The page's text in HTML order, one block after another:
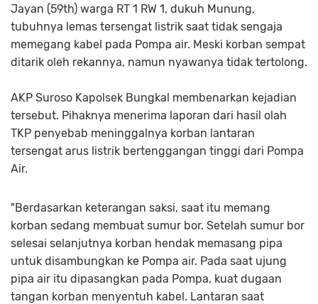
Jayan (59th) warga RT 1 RW 1, dukuh Munung,
tubuhnya lemas tersengat listrik saat tidak sengaja
memegang kabel pada Pompa air. Meski korban sempat
ditarik oleh rekannya, namun nyawanya tidak tertolong.
AKP Suroso Kapolsek Bungkal membenarkan kejadian
tersebut. Pihaknya menerima laporan dari hasil olah
TKP penyebab meninggalnya korban lantaran
tersengat arus listrik bertenggangan tinggi dari Pompa
Air.
"Berdasarkan keterangan saksi, saat itu memang
korban sedang membuat sumur bor. Setelah sumur bor
selesai selanjutnya korban hendak memasang pipa
untuk disambungkan ke Pompa air. Pada saat ujung
pipa air itu dipasangkan pada Pompa, kuat dugaan
tangan korban menyentuh kabel. Lantaran saat